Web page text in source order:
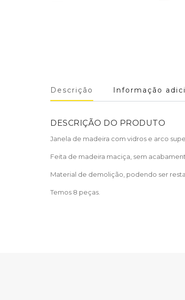
Descrição Informação
DESCRIÇÃO DO PRODUTO
Janela de madeira com vidros e arco
Feita de madeira maciça, sem
Material de demolição, podendo ser
Temos 8 peças.